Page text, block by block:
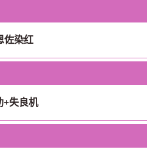
佐染红
+失良机